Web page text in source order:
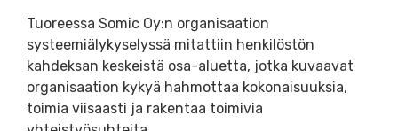
Tuoreessa Somic Oy:n organisaation
systeemiälykyselyssä mitattiin henkilöstön
kahdeksan keskeistä osa-aluetta, jotka kuvaavat
organisaation kykyä hahmottaa kokonaisuuksia,
toimia viisaasti ja rakentaa toimivia